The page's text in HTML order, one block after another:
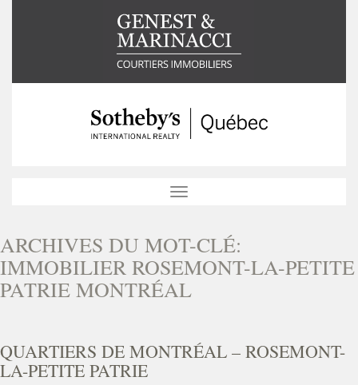
Toggle
ARCHIVES DU MOT-CLÉ:
IMMOBILIER ROSEMONT-LA-PETITE
PATRIE MONTRÉAL
QUARTIERS DE MONTRÉAL – ROSEMONT-
LA-PETITE PATRIE